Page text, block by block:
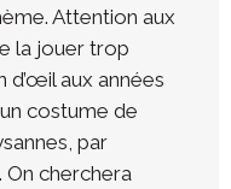
Attention aux
la jouer trop
d’œil aux années
costume de
par
cherchera